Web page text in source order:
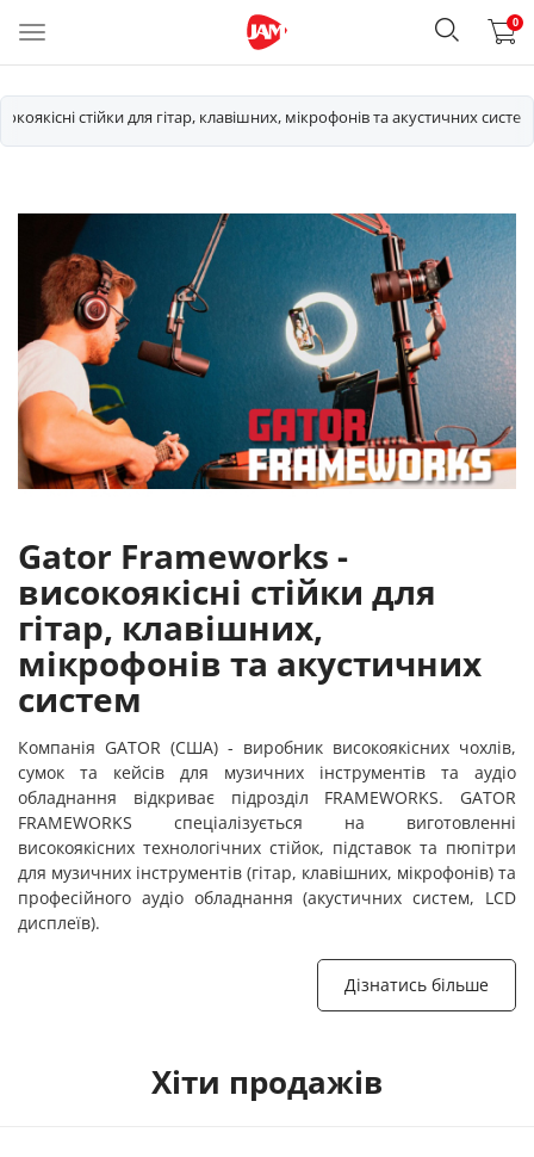
0
стійки для гітар, клавішних, мікрофонів та акустичних систем
Gator Frameworks -
високоякісні стійки для
гітар, клавішних,
мікрофонів та акустичних
систем
Компанія GATOR (США) - виробник високоякісних чохлів,
сумок та кейсів для музичних інструментів та аудіо
обладнання відкриває підрозділ FRAMEWORKS. GATOR
FRAMEWORKS спеціалізується на виготовленні
високоякісних технологічних стійок, підставок та пюпітри
для музичних інструментів (гітар, клавішних, мікрофонів) та
професійного аудіо обладнання (акустичних систем, LCD
дисплеїв).
Дізнатись більше
Хіти продажів